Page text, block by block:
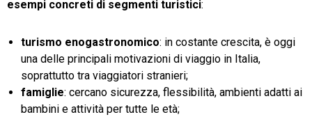
esempi concreti di segmenti turistici:
turismo enogastronomico: in costante crescita, è oggi
una delle principali motivazioni di viaggio in Italia,
soprattutto tra viaggiatori stranieri;
famiglie: cercano sicurezza, flessibilità, ambienti adatti ai
bambini e attività per tutte le età;